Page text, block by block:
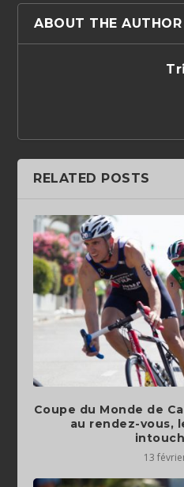
ABOUT THE AUTHOR
RELATED POSTS
Coupe du Monde de
au rendez-vous,
13